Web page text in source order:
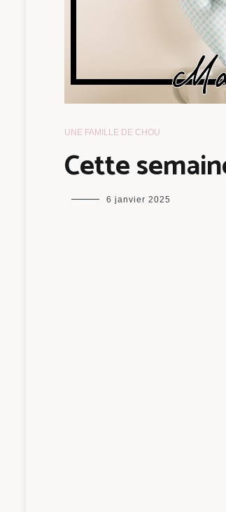
UNE FAMILLE DE CHOU
Cette
maman
6 janvier 2025